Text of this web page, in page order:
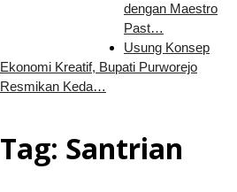
dengan Maestro
Past…
Usung Konsep
Ekonomi Kreatif, Bupati Purworejo
Resmikan Keda…
Tag: Santrian